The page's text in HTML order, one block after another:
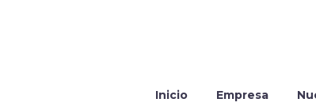
Inicio Empresa